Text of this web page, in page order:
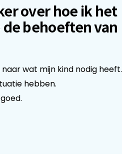
over hoe ik het
behoeften van
wat mijn kind nodig heeft.
hebben.